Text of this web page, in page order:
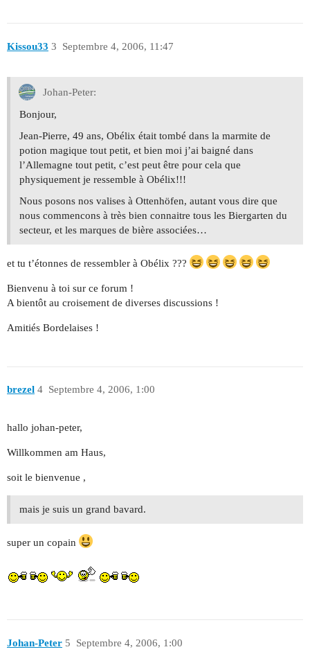
Kissou33 Septembre 4, 2006, 11:47
3
Johan-Peter:
Bonjour,
Jean-Pierre, 49 ans, Obélix était tombé dans la marmite de
potion magique tout petit, et bien moi j’ai baigné dans
l’Allemagne tout petit, c’est peut être pour cela que
physiquement je ressemble à Obélix!!!
Nous posons nos valises à Ottenhöfen, autant vous dire que
nous commencons à très bien connaitre tous les Biergarten du
secteur, et les marques de bière associées…
et tu t’étonnes de ressembler à Obélix ???
Bienvenu à toi sur ce forum !
A bientôt au croisement de diverses discussions !
Amitiés Bordelaises !
brezel Septembre 4, 2006, 1:00
4
hallo johan-peter,
Willkommen am Haus,
soit le bienvenue ,
mais je suis un grand bavard.
super un copain
Johan-Peter Septembre 4, 2006, 1:00
5